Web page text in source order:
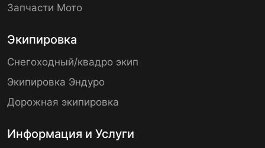
Запчасти Мото
Экипировка
Снегоходный/квадро экип
Экипировка Эндуро
Дорожная экипировка
Информация и Услуги